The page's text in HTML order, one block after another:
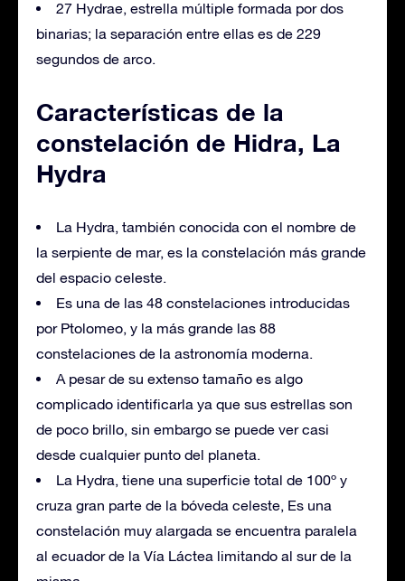
27 Hydrae, estrella múltiple formada por dos
binarias; la separación entre ellas es de 229
segundos de arco.
Características de la
constelación de Hidra, La
Hydra
La Hydra, también conocida con el nombre de
la serpiente de mar, es la constelación más grande
del espacio celeste.
Es una de las 48 constelaciones introducidas
por Ptolomeo, y la más grande las 88
constelaciones de la astronomía moderna.
A pesar de su extenso tamaño es algo
complicado identificarla ya que sus estrellas son
de poco brillo, sin embargo se puede ver casi
desde cualquier punto del planeta.
La Hydra, tiene una superficie total de 100º y
cruza gran parte de la bóveda celeste, Es una
constelación muy alargada se encuentra paralela
al ecuador de la Vía Láctea limitando al sur de la